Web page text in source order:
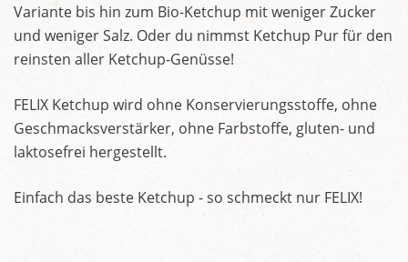
Variante bis hin zum Bio-Ketchup mit weniger Zucker
und weniger Salz. Oder du nimmst Ketchup Pur für den
reinsten aller Ketchup-Genüsse!
FELIX Ketchup wird ohne Konservierungsstoffe, ohne
Geschmacksverstärker, ohne Farbstoffe, gluten- und
laktosefrei hergestellt.
Einfach das beste Ketchup - so schmeckt nur FELIX!